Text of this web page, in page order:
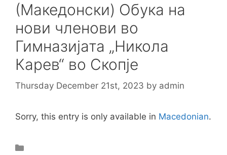
(Македонски) Обука на
нови членови во
Гимназијата „Никола
Карев“ во Скопје
Thursday December 21st, 2023 by admin
Sorry, this entry is only available in Macedonian.